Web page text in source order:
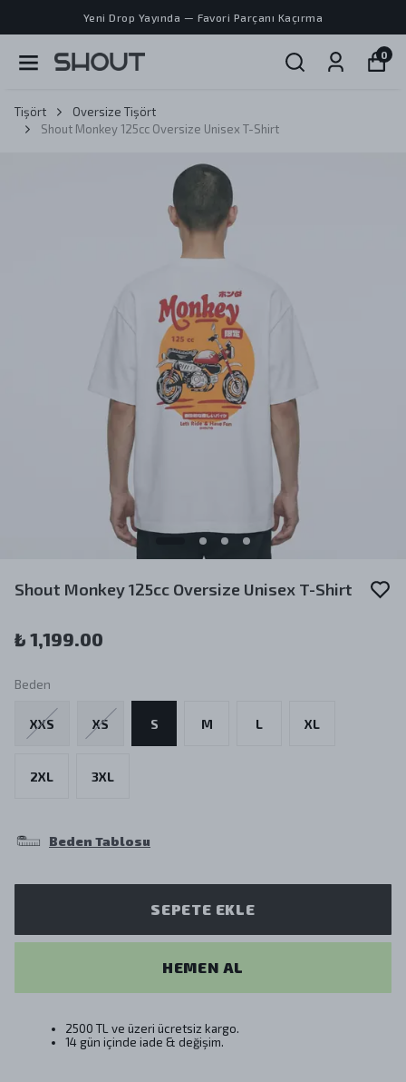
Yeni Drop Yayında — Favori Parçanı Kaçırma
0
Tişört
Oversize Tişört
Shout Monkey 125cc Oversize Unisex T-Shirt
Shout Monkey 125cc Oversize Unisex T-Shirt
₺ 1,199.00
Beden
XXS XS S M L XL
2XL 3XL
Beden Tablosu
SEPETE EKLE
HEMEN AL
2500 TL ve üzeri ücretsiz kargo.
14 gün içinde iade & değişim.